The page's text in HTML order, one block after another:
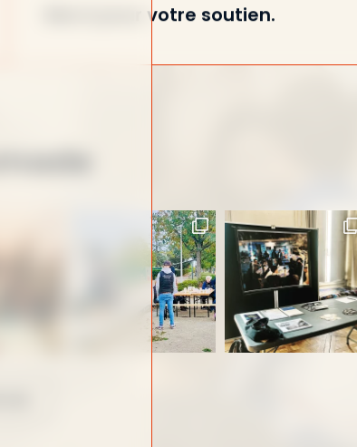
Merci pour votre soutien.